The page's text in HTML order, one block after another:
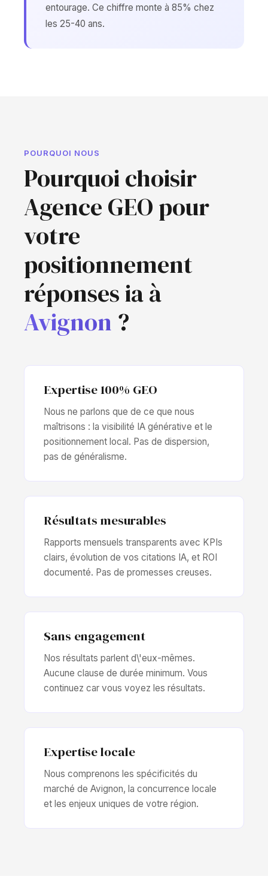
entourage. Ce chiffre monte à 85% chez
les 25-40 ans.
POURQUOI NOUS
Pourquoi choisir
Agence GEO pour
votre
positionnement
réponses ia à
Avignon ?
Expertise 100% GEO
Nous ne parlons que de ce que nous
maîtrisons : la visibilité IA générative et le
positionnement local. Pas de dispersion,
pas de généralisme.
Résultats mesurables
Rapports mensuels transparents avec KPIs
clairs, évolution de vos citations IA, et ROI
documenté. Pas de promesses creuses.
Sans engagement
Nos résultats parlent d\'eux-mêmes.
Aucune clause de durée minimum. Vous
continuez car vous voyez les résultats.
Expertise locale
Nous comprenons les spécificités du
marché de Avignon, la concurrence locale
et les enjeux uniques de votre région.